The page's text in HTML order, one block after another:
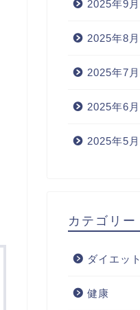
2025年9月
2025年8月
2025年7月
2025年6月
2025年5月
カテゴリー
ダイエット
健康